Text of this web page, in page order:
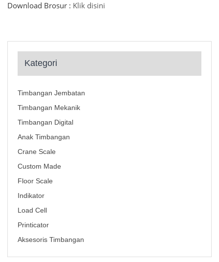
Kategori
Timbangan Jembatan
Timbangan Mekanik
Timbangan Digital
Anak Timbangan
Crane Scale
Custom Made
Floor Scale
Indikator
Load Cell
Printicator
Aksesoris Timbangan
Download Brosur : Klik disini